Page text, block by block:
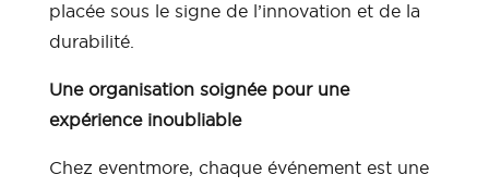
placée sous le signe de l’innovation et de la
durabilité.
Une organisation soignée pour une
expérience inoubliable
Chez eventmore, chaque événement est une